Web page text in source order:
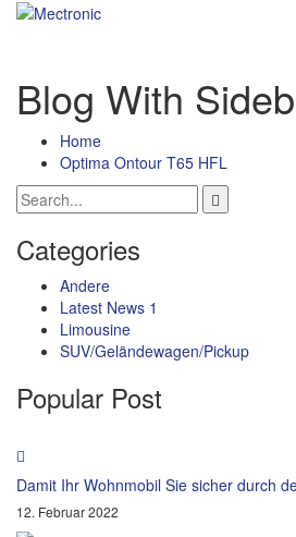
Blog With
Home
Optima Ontour T65 HFL
Categories
Andere
Latest News 1
Limousine
SUV/Geländewagen/Pickup
Popular Post
Damit Ihr Wohnmobil Sie sicher durch
12. Februar 2022